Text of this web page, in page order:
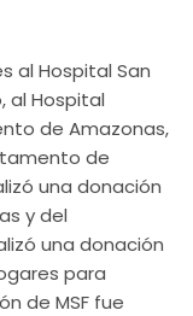
al Hospital San
al Hospital
de Amazonas,
de
una donación
y del
una donación
para
de MSF fue